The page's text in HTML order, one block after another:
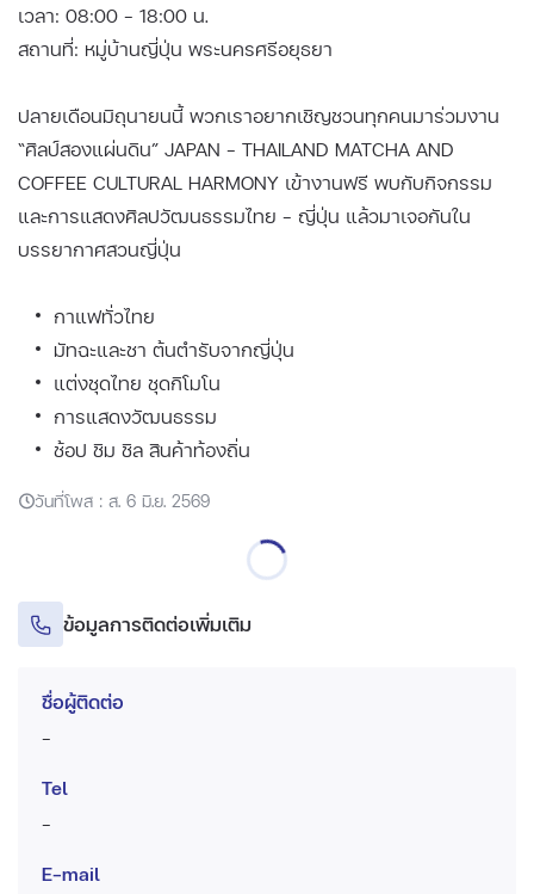
เวลา: 08:00 - 18:00 น.
สถานที่: หมู่บ้านญี่ปุ่น พระนครศรีอยุธยา
ปลายเดือนมิถุนายนนี้ พวกเราอยากเชิญชวนทุกคนมาร่วมงาน
“ศิลป์สองแผ่นดิน” JAPAN - THAILAND MATCHA AND
COFFEE CULTURAL HARMONY เข้างานฟรี พบกับกิจกรรม
และการแสดงศิลปวัฒนธรรมไทย - ญี่ปุ่น แล้วมาเจอกันใน
บรรยากาศสวนญี่ปุ่น
กาแฟทั่วไทย
มัทฉะและชา ต้นตำรับจากญี่ปุ่น
แต่งชุดไทย ชุดกิโมโน
การแสดงวัฒนธรรม
ช้อป ชิม ชิล สินค้าท้องถิ่น
วันที่โพส : ส. 6 มิ.ย. 2569
ข้อมูลการติดต่อเพิ่มเติม
ชื่อผู้ติดต่อ
-
Tel
-
E-mail